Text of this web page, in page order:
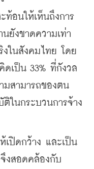
อนให้เห็นถึงการ
ยังขาดความเท่า
งในสังคมไทย โดย
ดเป็น 33% ที่กังวล
มสามารถของตน
ติในกระบวนการจ้าง
ปิดกว้าง และเป็น
งสอดคล้องกับ